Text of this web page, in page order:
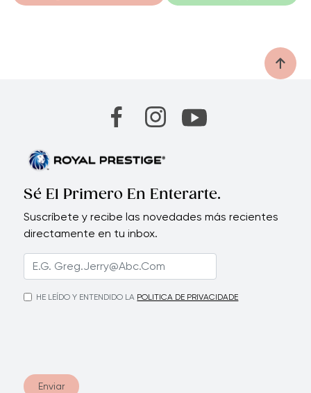
Sé El Primero En Enterarte.
Suscríbete y recibe las novedades más recientes
directamente en tu inbox.
HE LEÍDO Y ENTENDIDO LA POLITICA DE PRIVACIDADE
Enviar